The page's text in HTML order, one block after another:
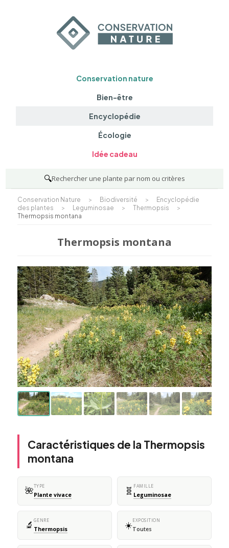
Conservation nature
Bien-être
Encyclopédie
Écologie
Idée cadeau
🔍Rechercher une plante par nom ou critères
Conservation Nature > Biodiversité >
Encyclopédie
des plantes
> Leguminosae > Thermopsis
>
Thermopsis montana
Thermopsis montana
Caractéristiques de la Thermopsis
montana
🌺TYPE
Plante vivace 🧬 FAMILLE
Leguminosae
🔬 GENRE
Thermopsis ☀️EXPOSITION
Toutes